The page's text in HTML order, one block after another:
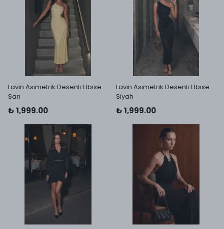
Lavin Asimetrik Desenli Elbise
Sarı
₺ 1,999.00
Lavin Asimetrik Desenli Elbise
Siyah
₺ 1,999.00